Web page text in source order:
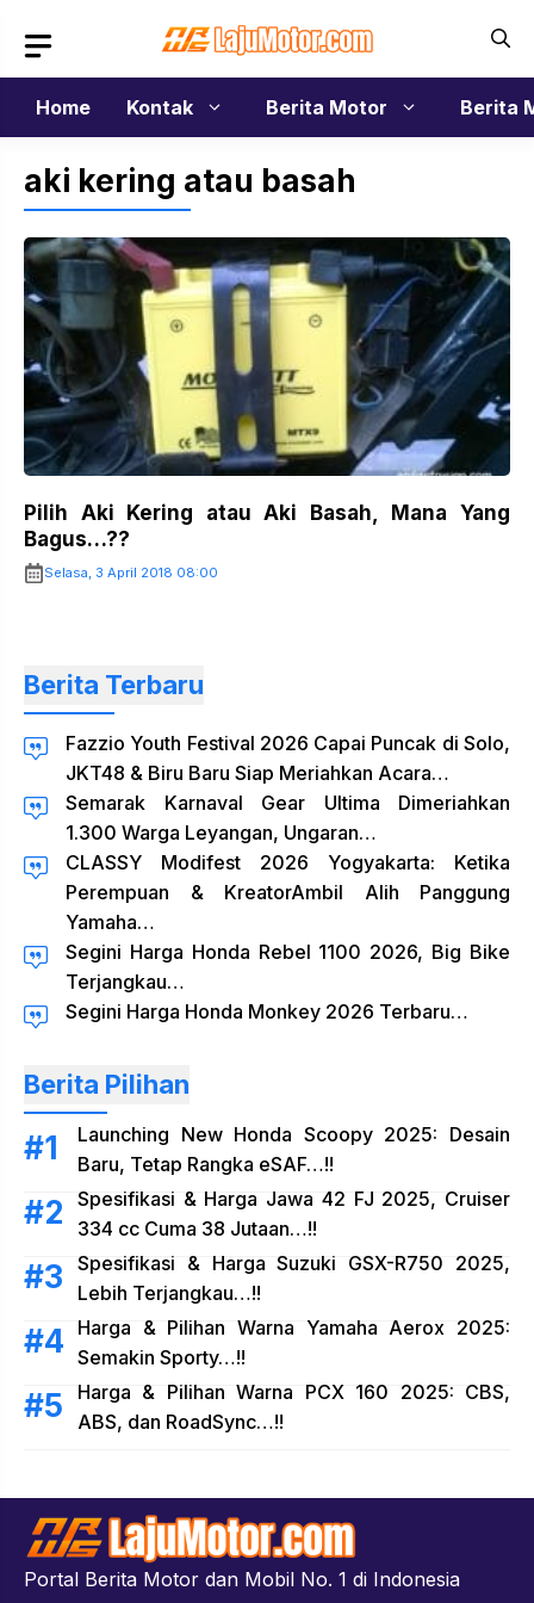
isi
Home
Kontak Berita Motor Berita
aki kering atau basah
Pilih Aki Kering atau Aki Basah, Mana Yang
Bagus…??
Selasa, 3 April 2018 08:00
Berita Terbaru
Fazzio Youth Festival 2026 Capai Puncak di Solo,
JKT48 & Biru Baru Siap Meriahkan Acara…
Semarak Karnaval Gear Ultima Dimeriahkan
1.300 Warga Leyangan, Ungaran…
CLASSY Modifest 2026 Yogyakarta: Ketika
Perempuan & KreatorAmbil Alih Panggung
Yamaha…
Segini Harga Honda Rebel 1100 2026, Big Bike
Terjangkau…
Segini Harga Honda Monkey 2026 Terbaru…
Berita Pilihan
Launching New Honda Scoopy 2025: Desain
Baru, Tetap Rangka eSAF…!!
Spesifikasi & Harga Jawa 42 FJ 2025, Cruiser
334 cc Cuma 38 Jutaan…!!
Spesifikasi & Harga Suzuki GSX-R750 2025,
Lebih Terjangkau…!!
Harga & Pilihan Warna Yamaha Aerox 2025:
Semakin Sporty…!!
Harga & Pilihan Warna PCX 160 2025: CBS,
ABS, dan RoadSync…!!
Portal Berita Motor dan Mobil No. 1 di Indonesia